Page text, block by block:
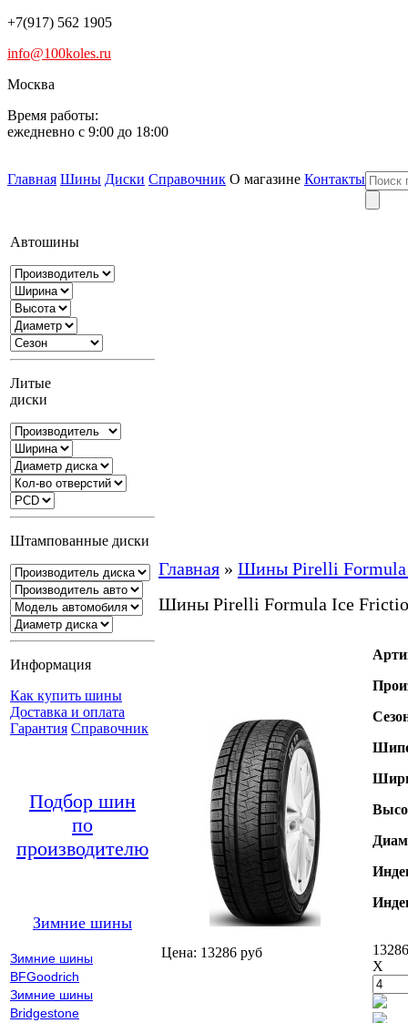
+7(917) 562 1905
info@100koles.ru
Москва
Время работы:
ежедневно с 9:00 до 18:00
Главная Шины Диски Справочник О магазине Контакты
Автошины
Литые
диски
Штампованные диски
Информация
Как купить шины
Доставка и оплата
Гарантия Справочник
Подбор шин
по
производителю
Зимние шины
Зимние шины
BFGoodrich
Зимние шины
Bridgestone
Главная » Шины Pirelli Formula
Шины Pirelli Formula Ice
Цена: 13286 руб
X